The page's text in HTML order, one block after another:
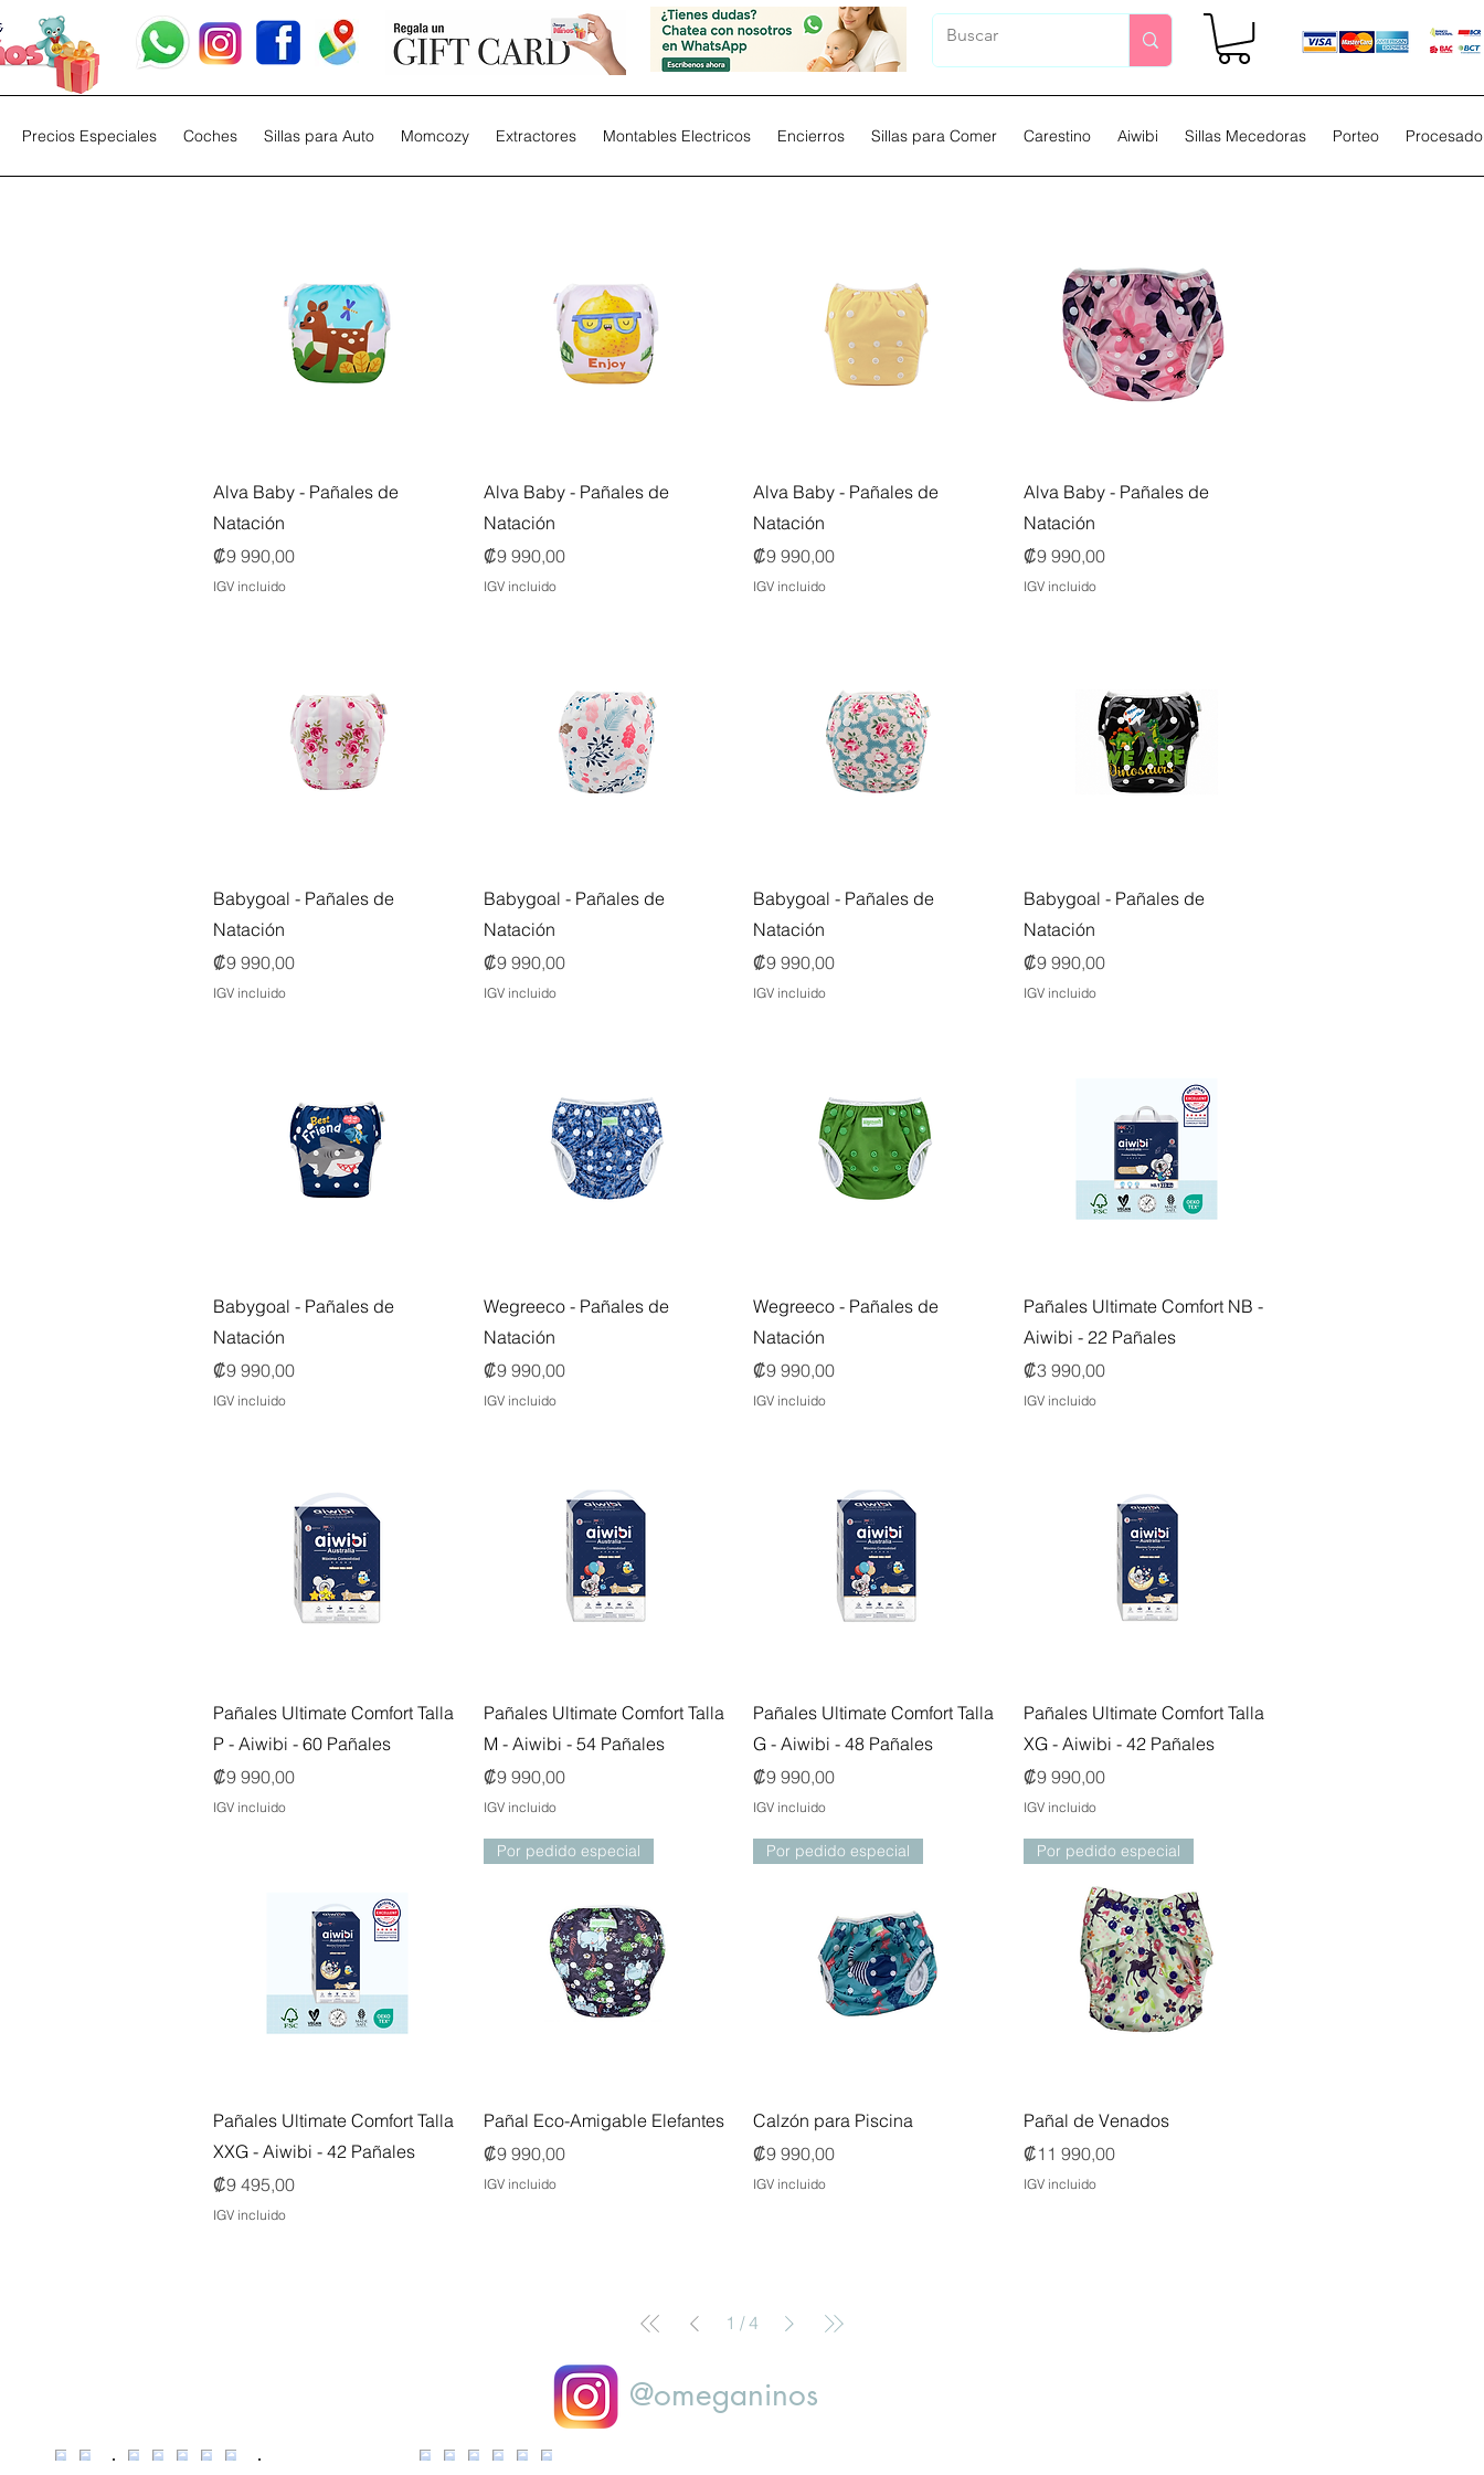
Precios Especiales Coches Sillas para Auto Momcozy Extractores Montables Electricos Encierros Sillas para Comer Carestino Aiwibi Sillas Mecedoras Porteo
Vista rápida
Alva Baby - Pañales de
Natación
Precio
₡9 990,00
IGV incluido
Vista rápida
Alva Baby - Pañales de
Natación
Precio
₡9 990,00
IGV incluido
Vista rápida
Alva Baby - Pañales de
Natación
Precio
₡9 990,00
IGV incluido
Vista rápida
Alva Baby - Pañales de
Natación
Precio
₡9 990,00
IGV incluido
Vista rápida
Babygoal - Pañales de
Natación
Precio
₡9 990,00
IGV incluido
Vista rápida
Babygoal - Pañales de
Natación
Precio
₡9 990,00
IGV incluido
Vista rápida
Babygoal - Pañales de
Natación
Precio
₡9 990,00
IGV incluido
Vista rápida
Babygoal - Pañales de
Natación
Precio
₡9 990,00
IGV incluido
Vista rápida
Babygoal - Pañales de
Natación
Precio
₡9 990,00
IGV incluido
Vista rápida
Wegreeco - Pañales de
Natación
Precio
₡9 990,00
IGV incluido
Vista rápida
Wegreeco - Pañales de
Natación
Precio
₡9 990,00
IGV incluido
Vista rápida
Pañales Ultimate Comfort NB -
Aiwibi - 22 Pañales
Precio
₡3 990,00
IGV incluido
Vista rápida
Pañales Ultimate Comfort Talla
P - Aiwibi - 60 Pañales
Precio
₡9 990,00
IGV incluido
Vista rápida
Pañales Ultimate Comfort Talla
M - Aiwibi - 54 Pañales
Precio
₡9 990,00
IGV incluido
Vista rápida
Pañales Ultimate Comfort Talla
G - Aiwibi - 48 Pañales
Precio
₡9 990,00
IGV incluido
Vista rápida
Pañales Ultimate Comfort Talla
XG - Aiwibi - 42 Pañales
Precio
₡9 990,00
IGV incluido
Vista rápida
Pañales Ultimate Comfort Talla
XXG - Aiwibi - 42 Pañales
Precio
₡9 495,00
IGV incluido
Vista rápida
Por pedido especial
Pañal Eco-Amigable Elefantes
Precio
₡9 990,00
IGV incluido
Vista rápida
Por pedido especial
Calzón para Piscina
Precio
₡9 990,00
IGV incluido
Vista rápida
Por pedido especial
Pañal de Venados
Precio
₡11 990,00
IGV incluido
1 / 4
@omeganinos